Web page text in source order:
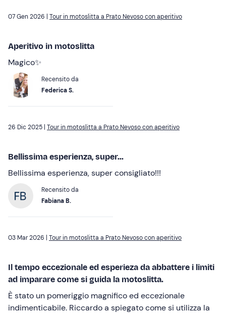
07 Gen 2026 | Tour in motoslitta a Prato Nevoso con aperitivo
Aperitivo in motoslitta
Magico✨
Recensito da
Federica S.
26 Dic 2025 | Tour in motoslitta a Prato Nevoso con aperitivo
Bellissima esperienza, super...
Bellissima esperienza, super consigliato!!!
Recensito da
Fabiana B.
03 Mar 2026 | Tour in motoslitta a Prato Nevoso con aperitivo
Il tempo eccezionale ed esperieza da abbattere i limiti
ad imparare come si guida la motoslitta.
È stato un pomeriggio magnifico ed eccezionale
indimenticabile. Riccardo a spiegato come si utilizza la